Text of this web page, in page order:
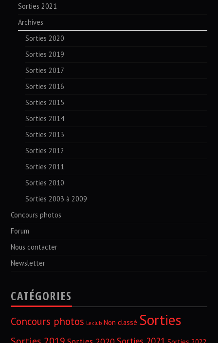
Sorties 2021
Archives
Sorties 2020
Sorties 2019
Sorties 2017
Sorties 2016
Sorties 2015
Sorties 2014
Sorties 2013
Sorties 2012
Sorties 2011
Sorties 2010
Sorties 2003 à 2009
Concours photos
Forum
Nous contacter
Newsletter
CATÉGORIES
Concours photos Le club Non classé Sorties